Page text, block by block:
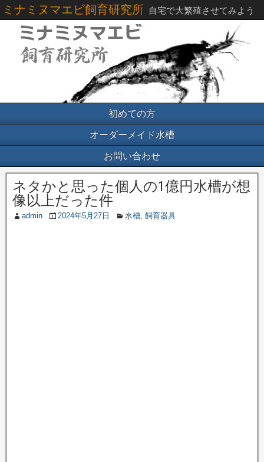
ミナミヌマエビ飼育研究所 自宅で大繁殖させてみよう
初めての方
オーダーメイド水槽
お問い合わせ
ネタかと思った個人の1億円水槽が想
像以上だった件
admin 2024年5月27日 水槽, 飼育器具